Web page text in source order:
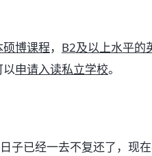
博课程， B2及以上水平的
以申请入读私立学校。
子已经一去不复还了，现